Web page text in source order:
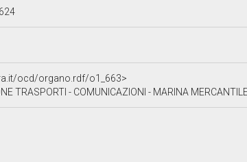
ocd/organo.rdf/o1_663>
TRASPORTI - COMUNICAZIONI - MARINA